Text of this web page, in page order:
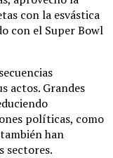
con la esvástica
con el Super Bowl
actos. Grandes
políticas, como
han
sectores.